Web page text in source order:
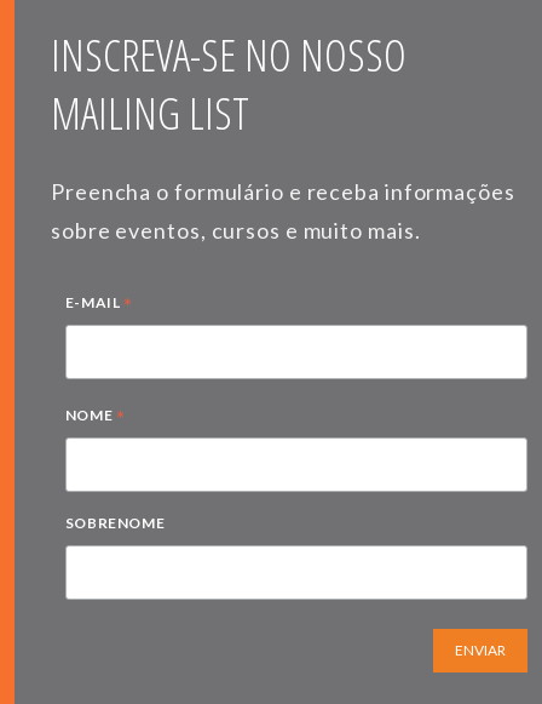
INSCREVA-SE NO NOSSO
MAILING LIST
Preencha o formulário e receba informações
sobre eventos, cursos e muito mais.
E-MAIL *
NOME *
SOBRENOME
ENVIAR